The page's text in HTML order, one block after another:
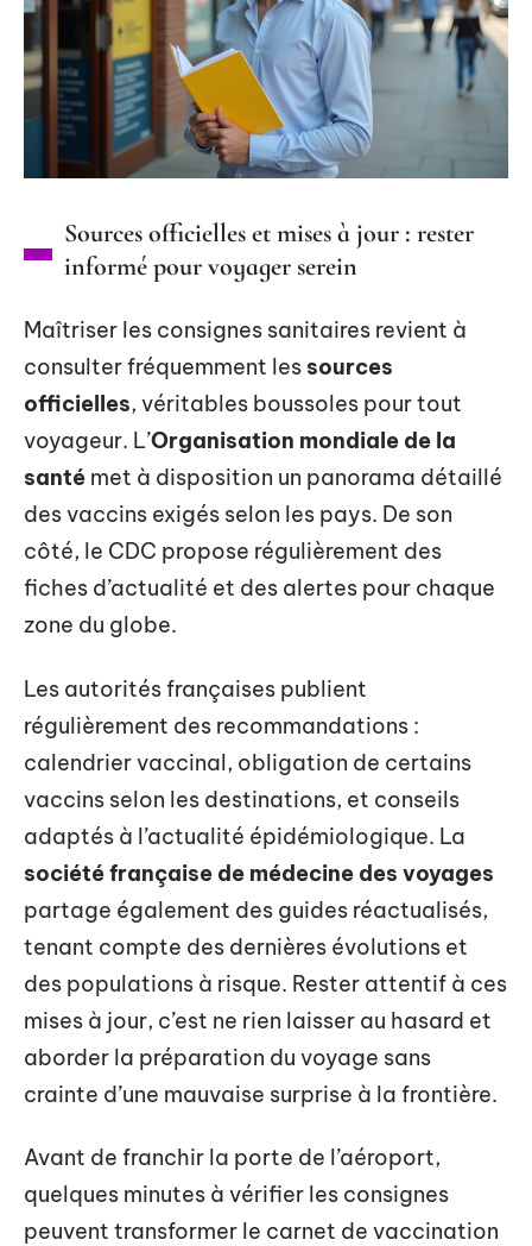
Sources officielles et mises à jour : rester
informé pour voyager serein
Maîtriser les consignes sanitaires revient à
consulter fréquemment les sources
officielles, véritables boussoles pour tout
voyageur. L’Organisation mondiale de la
santé met à disposition un panorama détaillé
des vaccins exigés selon les pays. De son
côté, le CDC propose régulièrement des
fiches d’actualité et des alertes pour chaque
zone du globe.
Les autorités françaises publient
régulièrement des recommandations :
calendrier vaccinal, obligation de certains
vaccins selon les destinations, et conseils
adaptés à l’actualité épidémiologique. La
société française de médecine des voyages
partage également des guides réactualisés,
tenant compte des dernières évolutions et
des populations à risque. Rester attentif à ces
mises à jour, c’est ne rien laisser au hasard et
aborder la préparation du voyage sans
crainte d’une mauvaise surprise à la frontière.
Avant de franchir la porte de l’aéroport,
quelques minutes à vérifier les consignes
peuvent transformer le carnet de vaccination